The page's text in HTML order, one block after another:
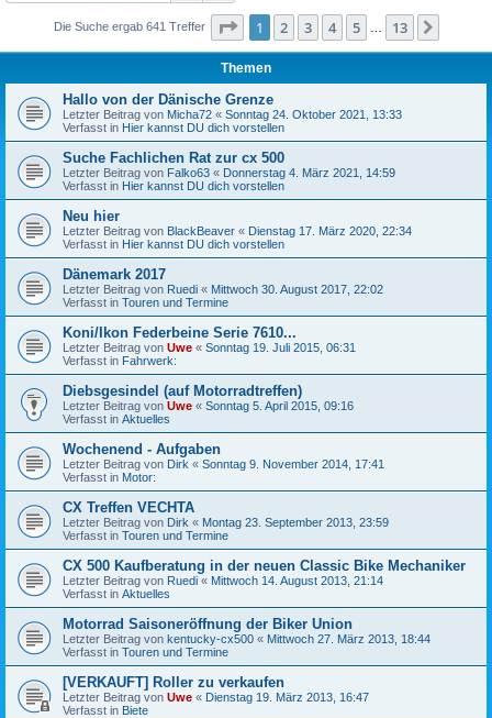
Die Suche ergab 641 Treffer Seite 1von 13
1 2 3 4 5 13
Themen
Hallo von der Dänische Grenze
Letzter Beitrag von Micha72 « Sonntag 24. Oktober 2021, 13:33
Verfasst in Hier kannst DU dich vorstellen
Suche Fachlichen Rat zur cx 500
Letzter Beitrag von Falko63 « Donnerstag 4. März 2021, 14:59
Verfasst in Hier kannst DU dich vorstellen
Neu hier
Letzter Beitrag von BlackBeaver « Dienstag 17. März 2020, 22:34
Verfasst in Hier kannst DU dich vorstellen
Dänemark 2017
Letzter Beitrag von Ruedi « Mittwoch 30. August 2017, 22:02
Verfasst in Touren und Termine
Koni/Ikon Federbeine Serie 7610...
Letzter Beitrag von Uwe « Sonntag 19. Juli 2015, 06:31
Verfasst in Fahrwerk:
Diebsgesindel (auf Motorradtreffen)
Letzter Beitrag von Uwe « Sonntag 5. April 2015, 09:16
Verfasst in Aktuelles
Wochenend - Aufgaben
Letzter Beitrag von Dirk « Sonntag 9. November 2014, 17:41
Verfasst in Motor:
CX Treffen VECHTA
Letzter Beitrag von Dirk « Montag 23. September 2013, 23:59
Verfasst in Touren und Termine
CX 500 Kaufberatung in der neuen Classic Bike Mechaniker
Letzter Beitrag von Ruedi « Mittwoch 14. August 2013, 21:14
Verfasst in Aktuelles
Motorrad Saisoneröffnung der Biker Union
Letzter Beitrag von kentucky-cx500 « Mittwoch 27. März 2013, 18:44
Verfasst in Touren und Termine
[VERKAUFT] Roller zu verkaufen
Letzter Beitrag von Uwe « Dienstag 19. März 2013, 16:47
Verfasst in Biete